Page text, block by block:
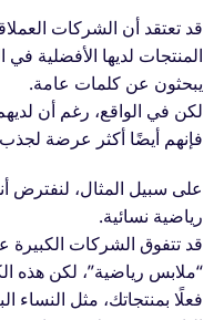
قد تعتقد أن الشركات
المنتجات لديها الأفضلية
يبحثون عن كلمات عامة.
لكن في الواقع، رغم أن
فإنهم أيضًا أكثر عرضة
على سبيل المثال، لنفترض
رياضية نسائية.
قد تتفوق الشركات
“ملابس رياضية”، لكن هذه
فعلًا بمنتجاتك، مثل النساء